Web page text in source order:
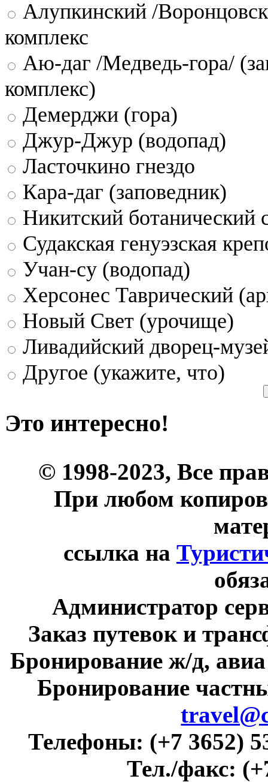
Алупкинский /
комплекс
Аю-даг /Медведь-гора/
комплекс)
Демерджи (гора)
Джур-Джур (водопад)
Ласточкино гнездо
Кара-даг (заповедник)
Никитский ботанический
Судакская генуэзская
Учан-су (водопад)
Херсонес Таврический
Новый Свет (урочище)
Ливадийский дворец-
Другое (укажите, что)
Это интересно!
© 1998-2023, Все
При любом
ссылка на
Администратор
Заказ путевок и
Бронирование ж/д,
Бронирование
Телефоны: (+7 3652)
Тел./факс: